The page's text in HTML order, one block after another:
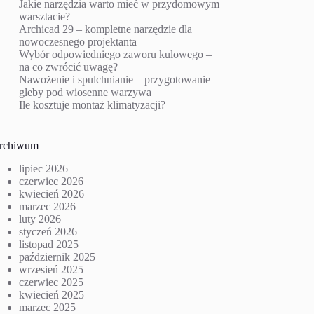
Jakie narzędzia warto mieć w przydomowym
warsztacie?
Archicad 29 – kompletne narzędzie dla
nowoczesnego projektanta
Wybór odpowiedniego zaworu kulowego –
na co zwrócić uwagę?
Nawożenie i spulchnianie – przygotowanie
gleby pod wiosenne warzywa
Ile kosztuje montaż klimatyzacji?
lipiec 2026
czerwiec 2026
kwiecień 2026
marzec 2026
luty 2026
styczeń 2026
listopad 2025
październik 2025
wrzesień 2025
czerwiec 2025
kwiecień 2025
marzec 2025